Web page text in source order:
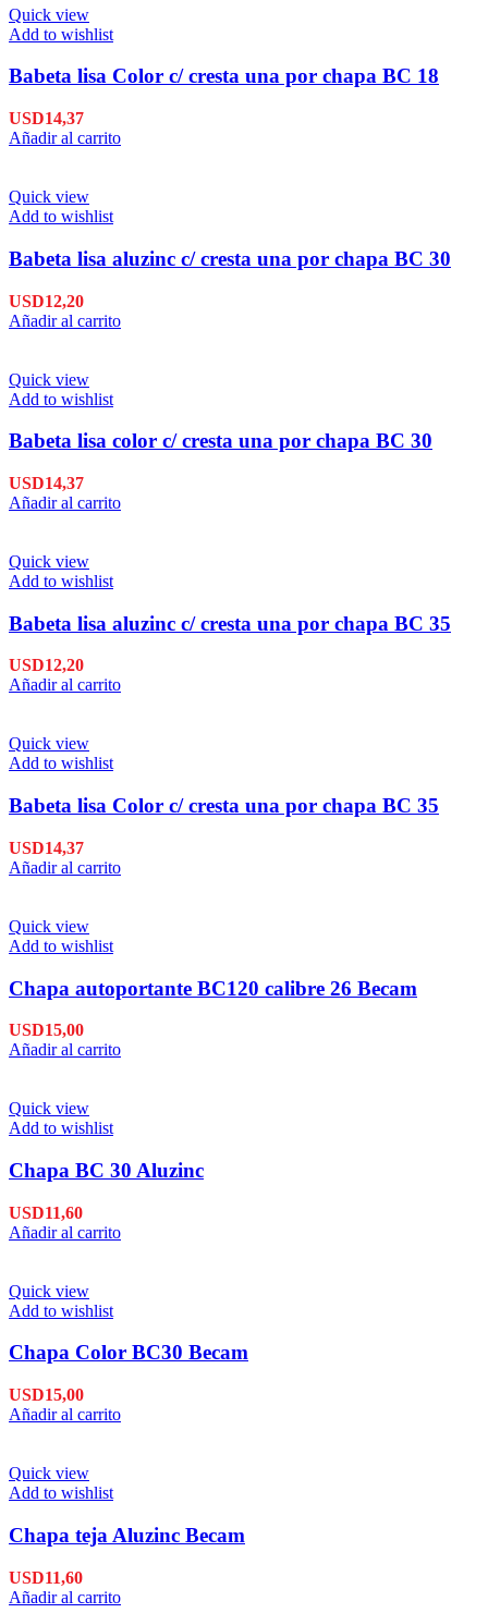
Quick view
Add to wishlist
Babeta lisa Color c/ cresta una por chapa BC 18
USD14,37
Añadir al carrito
Quick view
Add to wishlist
Babeta lisa aluzinc c/ cresta una por chapa BC 30
USD12,20
Añadir al carrito
Quick view
Add to wishlist
Babeta lisa color c/ cresta una por chapa BC 30
USD14,37
Añadir al carrito
Quick view
Add to wishlist
Babeta lisa aluzinc c/ cresta una por chapa BC 35
USD12,20
Añadir al carrito
Quick view
Add to wishlist
Babeta lisa Color c/ cresta una por chapa BC 35
USD14,37
Añadir al carrito
Quick view
Add to wishlist
Chapa autoportante BC120 calibre 26 Becam
USD15,00
Añadir al carrito
Quick view
Add to wishlist
Chapa BC 30 Aluzinc
USD11,60
Añadir al carrito
Quick view
Add to wishlist
Chapa Color BC30 Becam
USD15,00
Añadir al carrito
Quick view
Add to wishlist
Chapa teja Aluzinc Becam
USD11,60
Añadir al carrito